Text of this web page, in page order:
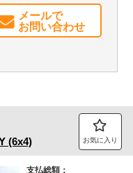
メールで
お問い合わせ
(6x4) お気に入り
支払総額：